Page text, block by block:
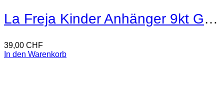
La Freja Kinder Anhänger 9kt Gold
39,00 CHF
In den Warenkorb